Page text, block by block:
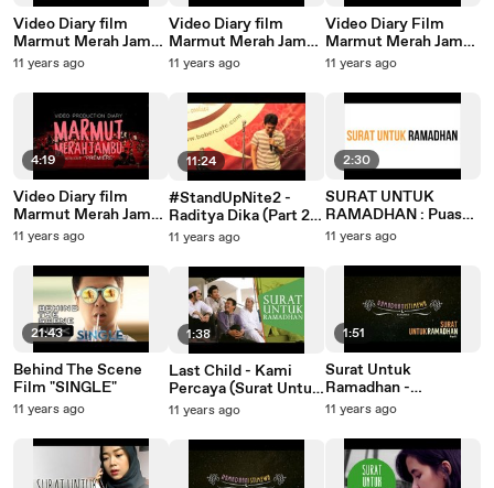
Video Diary film
Marmut Merah Jambu
- episode 7
11 years ago
4:19
Video Diary film
Marmut Merah Jambu
- episode terakhir
11 years ago
21:43
Behind The Scene
Film "SINGLE"
11 years ago
Video Diary film
Marmut Merah Jambu
- episode 3
11 years ago
11:24
#StandUpNite2 -
Raditya Dika (Part 2
of 2)
11 years ago
1:38
Last Child - Kami
Percaya (Surat Untuk
Ramadhan)
11 years ago
Video Diary Film
Marmut Merah Jambu
- episode 1
11 years ago
2:30
SURAT UNTUK
RAMADHAN : Puasa
dari Sudut Pandang
11 years ago
1:51
Surat Untuk
Ramadhan -
Ramadhan Istimewa
11 years ago